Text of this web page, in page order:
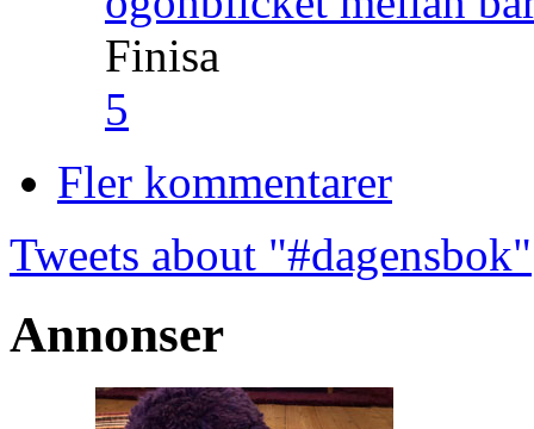
Finisa
5
Fler kommentarer
Tweets about "#dagensbok"
Annonser